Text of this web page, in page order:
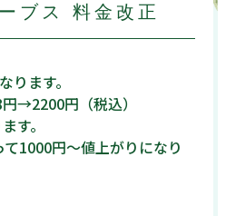
ブス 料金改正
ります。
→2200円（税込）
す。
1000円～値上がりになり